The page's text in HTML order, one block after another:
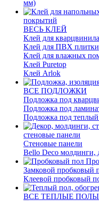
мм)
покрытий
ВЕСЬ КЛЕЙ
Клей для кварцвинила
Клей для ПВХ плитки
Клей для влажных
Клей Puretop
Клей Arlok
ВСЕ ПОДЛОЖКИ
Подложка под
Подложка под
Подложка под
стеновые панели
Стеновые панели
Bello Deco молдинги,
Замковой пробковый
Клеевой пробковый
ВСЕ ТЕПЛЫЕ ПОЛЫ